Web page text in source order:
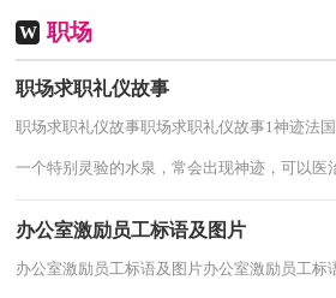
W 职场
职场求职礼仪故事
职场求职礼仪故事职场求职礼仪故事1神迹法
一个特别灵验的水泉，常会出现神迹，可以医
办公室激励员工标语及图片
办公室激励员工标语及图片办公室激励员工标